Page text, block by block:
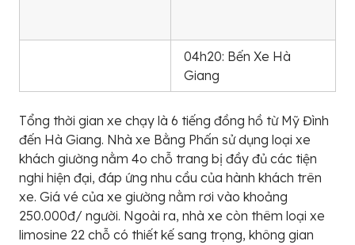
04h20: Bến Xe Hà
Giang
Tổng thời gian xe chạy là 6 tiếng đồng hồ từ Mỹ Đình
đến Hà Giang. Nhà xe Bằng Phấn sử dụng loại xe
khách giường nằm 4o chỗ trang bị đầy đủ các tiện
nghi hiện đại, đáp ứng nhu cầu của hành khách trên
xe. Giá vé của xe giường nằm rơi vào khoảng
250.000đ/ người. Ngoài ra, nhà xe còn thêm loại xe
limosine 22 chỗ có thiết kế sang trọng, không gian